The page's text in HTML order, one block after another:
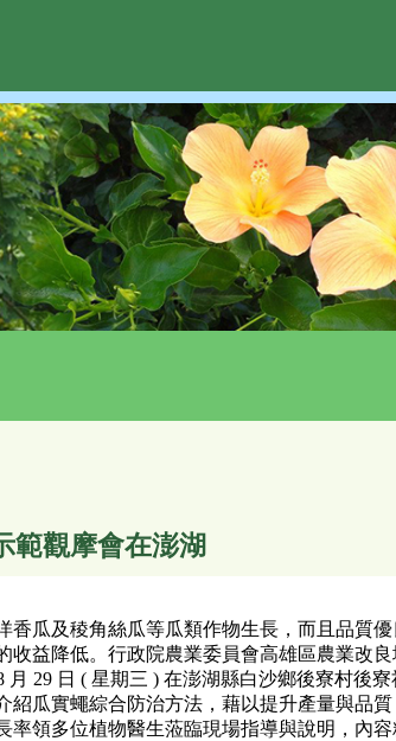
範觀摩會在澎湖
香瓜及稜角絲瓜等瓜類作物生長，而且品質
收益降低。行政院農業委員會高雄區農業改
月 29 日 ( 星期三 ) 在澎湖縣白沙鄉後寮村後
紹瓜實蠅綜合防治方法，藉以提升產量與品
率領多位植物醫生蒞臨現場指導與說明，內容